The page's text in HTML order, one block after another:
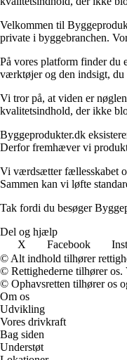
Velkommen til
private i byggebranchen.
På vores platform finder du
værktøjer og den indsigt,
Vi tror på, at viden er
kvalitetsindhold, der ikke
Byggeprodukter.dk
Derfor fremhæver vi
Vi værdsætter fællesskabet
Sammen kan vi løfte
Tak fordi du besøger
Del og hjælp
X
Facebook
© Alt indhold tilhører
© Rettighederne tilhører os.
© Ophavsretten tilhører os
Om os
Udvikling
Vores drivkraft
Bag siden
Understøt